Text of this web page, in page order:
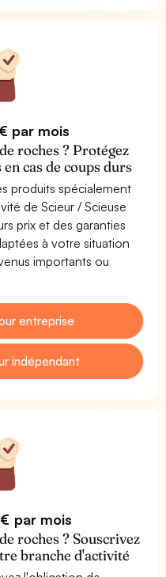
par mois
roches ? Protégez
cas de coups durs
produits spécialement
de Scieur / Scieuse
prix et des garanties
à votre situation
importants ou
entreprise
indépendant
par mois
roches ? Souscrivez
branche d'activité